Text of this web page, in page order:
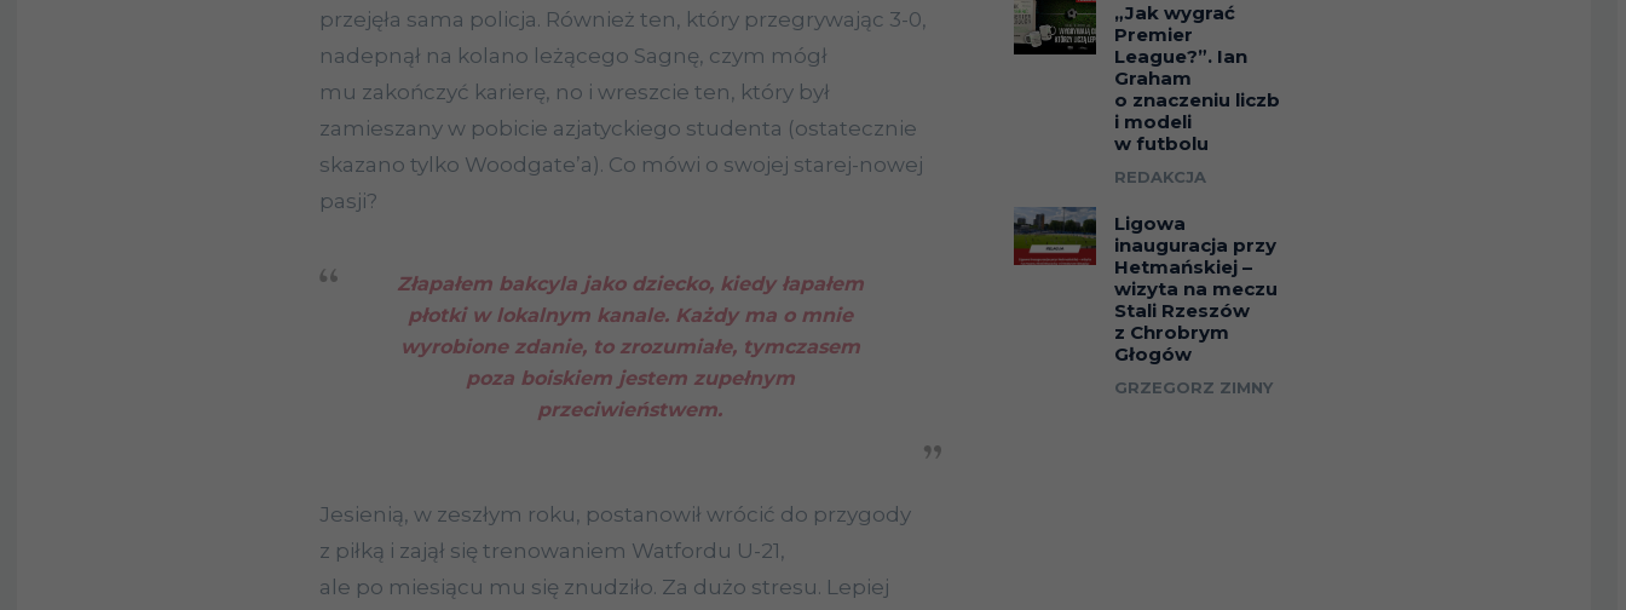
przejęła sama policja. Również ten, który przegrywając 3-0,
nadepnął na kolano leżącego Sagnę, czym mógł
mu zakończyć karierę, no i wreszcie ten, który był
zamieszany w pobicie azjatyckiego studenta (ostatecznie
skazano tylko Woodgate’a). Co mówi o swojej starej-nowej
pasji?
Złapałem bakcyla jako dziecko, kiedy łapałem
płotki w lokalnym kanale. Każdy ma o mnie
wyrobione zdanie, to zrozumiałe, tymczasem
poza boiskiem jestem zupełnym
przeciwieństwem.
Jesienią, w zeszłym roku, postanowił wrócić do przygody
z piłką i zajął się trenowaniem Watfordu U-21,
ale po miesiącu mu się znudziło. Za dużo stresu. Lepiej
„Jak wygrać
Premier
League?”. Ian
Graham
o znaczeniu liczb
i modeli
w futbolu
REDAKCJA
Ligowa
inauguracja przy
Hetmańskiej –
wizyta na meczu
Stali Rzeszów
z Chrobrym
Głogów
GRZEGORZ ZIMNY